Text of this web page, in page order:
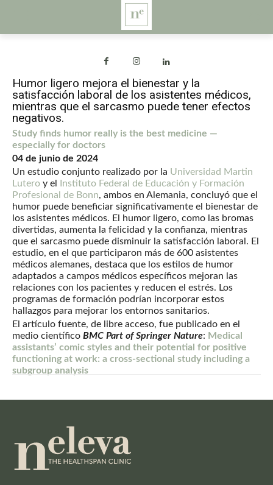
Humor ligero mejora el bienestar y la
satisfacción laboral de los asistentes médicos,
mientras que el sarcasmo puede tener efectos
negativos.
Study finds humor really is the best medicine —
especially for doctors
04 de junio de 2024
Un estudio conjunto realizado por la Universidad Martin
Lutero y el
Instituto Federal de Educación y Formación
Profesional de Bonn, ambos en Alemania, concluyó que el
humor puede beneficiar significativamente el bienestar de
los asistentes médicos. El humor ligero, como las bromas
divertidas, aumenta la felicidad y la confianza, mientras
que el sarcasmo puede disminuir la satisfacción laboral. El
estudio, en el que participaron más de 600 asistentes
médicos alemanes, destaca que los estilos de humor
adaptados a campos médicos específicos mejoran las
relaciones con los pacientes y reducen el estrés. Los
programas de formación podrían incorporar estos
hallazgos para mejorar los entornos sanitarios.
El artículo fuente, de libre acceso, fue publicado en el
medio científico BMC Part of Springer Nature: Medical
assistants’ comic styles and their potential for positive
functioning at work: a cross-sectional study including a
subgroup analysis